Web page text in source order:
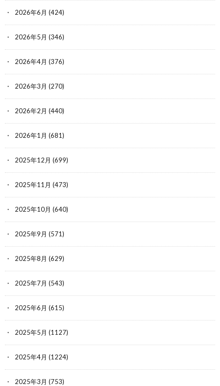
2026年6月 (424)
2026年5月 (346)
2026年4月 (376)
2026年3月 (270)
2026年2月 (440)
2026年1月 (681)
2025年12月 (699)
2025年11月 (473)
2025年10月 (640)
2025年9月 (571)
2025年8月 (629)
2025年7月 (543)
2025年6月 (615)
2025年5月 (1127)
2025年4月 (1224)
2025年3月 (753)